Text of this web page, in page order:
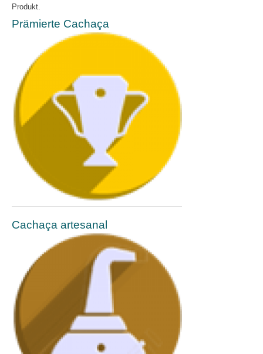
Produkt.
Prämierte Cachaça
Cachaça artesanal